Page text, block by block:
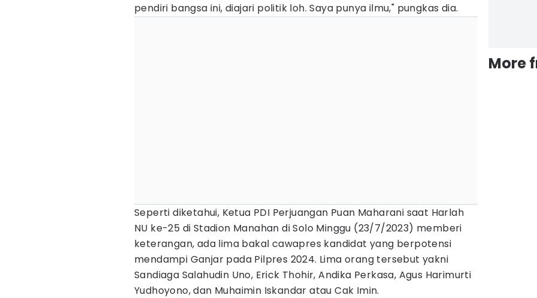
pendiri bangsa ini, diajari politik loh. Saya punya ilmu," pungkas dia.
Seperti diketahui, Ketua PDI Perjuangan Puan Maharani saat Harlah
NU ke-25 di Stadion Manahan di Solo Minggu (23/7/2023) memberi
keterangan, ada lima bakal cawapres kandidat yang berpotensi
mendampi Ganjar pada Pilpres 2024. Lima orang tersebut yakni
Sandiaga Salahudin Uno, Erick Thohir, Andika Perkasa, Agus Harimurti
Yudhoyono, dan Muhaimin Iskandar atau Cak Imin.
More